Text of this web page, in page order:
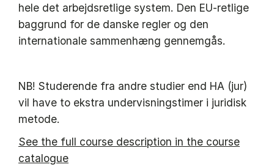
hele det arbejdsretlige system. Den EU-retlige
baggrund for de danske regler og den
internationale sammenhæng gennemgås.
NB! Studerende fra andre studier end HA (jur)
vil have to ekstra undervisningstimer i juridisk
metode.
See the full course description in the course
catalogue